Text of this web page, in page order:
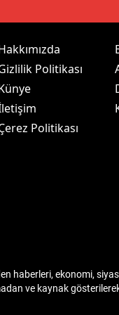
Politikası
Politikası
haberleri, ekonomi,
ve kaynak